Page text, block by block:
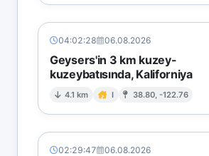
04:02:28 06.08.2026
Geysers'in 3 km kuzey-
kuzeybatısında, Kaliforniya
4.1 km I 38.80, -122.76
02:29:47 06.08.2026